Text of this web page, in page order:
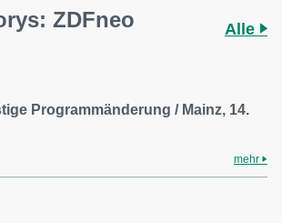
ZDFneo Alle
Programmänderung / Mainz, 14.
mehr